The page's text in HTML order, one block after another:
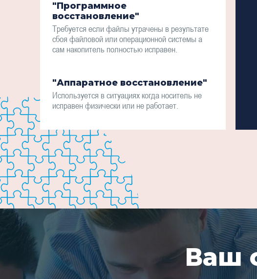
"Программное
восстановление"
Требуется если файлы утрачены в результате
сбоя файловой или операционной системы а
сам накопитель полностью исправен.
"Аппаратное восстановление"
Используется в ситуациях когда носитель не
исправен физически или не работает.
Ваш